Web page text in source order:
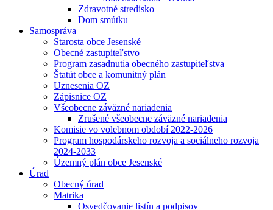
Zdravotné stredisko
Dom smútku
Samospráva
Starosta obce Jesenské
Obecné zastupiteľstvo
Program zasadnutia obecného zastupiteľstva
Štatút obce a komunitný plán
Uznesenia OZ
Zápisnice OZ
Všeobecne záväzné nariadenia
Zrušené všeobecne záväzné nariadenia
Komisie vo volebnom období 2022-2026
Program hospodárskeho rozvoja a sociálneho rozvoja
2024-2033
Územný plán obce Jesenské
Úrad
Obecný úrad
Matrika
Osvedčovanie listín a podpisov